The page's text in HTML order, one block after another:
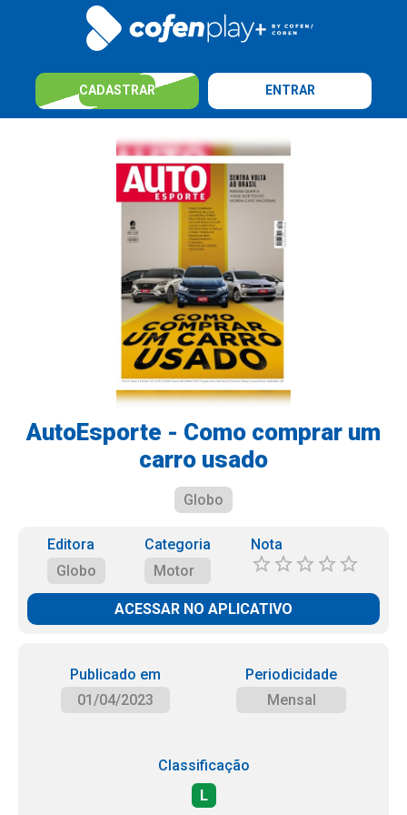
CADASTRAR ENTRAR
AutoEsporte - Como comprar um
carro usado
Globo
Editora
Globo
Categoria
Motor
Nota
ACESSAR NO APLICATIVO
Publicado em
01/04/2023
Periodicidade
Mensal
Classificação
L